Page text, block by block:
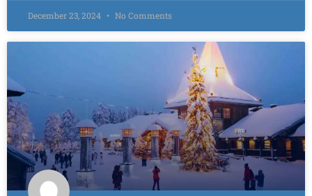
December 23, 2024 No Comments